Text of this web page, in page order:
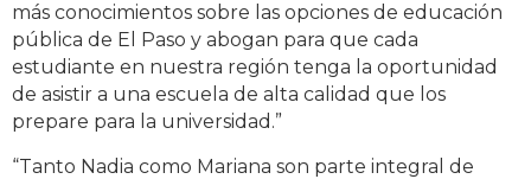
más conocimientos sobre las opciones de educación
pública de El Paso y abogan para que cada
estudiante en nuestra región tenga la oportunidad
de asistir a una escuela de alta calidad que los
prepare para la universidad .”
“Tanto Nadia como Mariana son parte integral de